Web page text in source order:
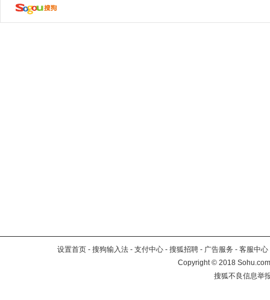
设置首页 - 搜狗输入法 - 支付中心 - 搜狐招聘 - 广告服务 - 客服中心
Copyright©2018
搜狐不良信息举